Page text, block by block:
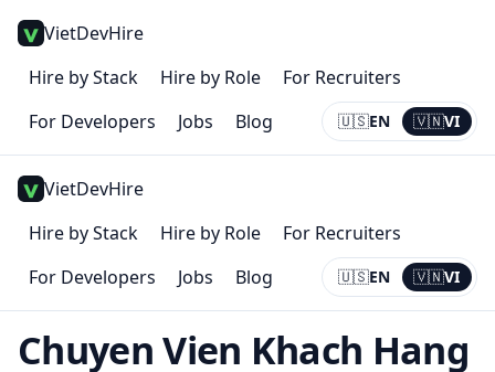
VietDevHire
Hire by Stack
Hire by Role
For Recruiters
For Developers
Jobs Blog 🇺🇸EN 🇻🇳VI
Current:
VI
VietDevHire
Hire by Stack
Hire by Role
For Recruiters
For Developers
Jobs Blog 🇺🇸EN 🇻🇳VI
Current:
VI
Chuyen Vien Khach Hang